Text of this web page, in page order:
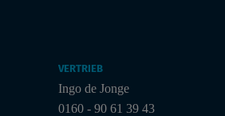
VERTRIEB
Ingo de Jonge
0160 - 90 61 39 43